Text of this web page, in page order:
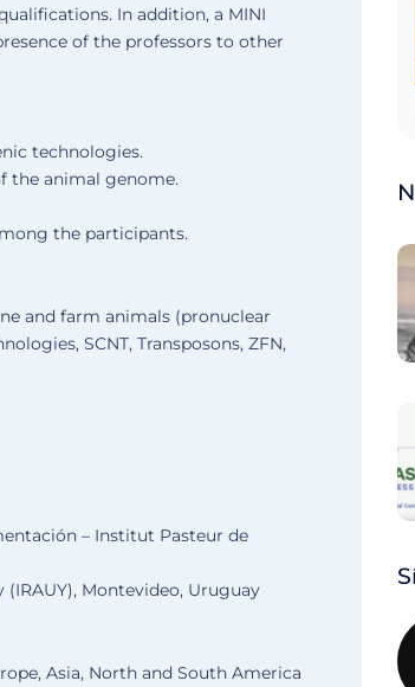
In addition, a MINI
of the professors to other
technologies.
the animal genome.
the participants.
and farm animals (pronuclear
SCNT, Transposons, ZFN,
– Institut Pasteur de
Montevideo, Uruguay
Asia, North and South America